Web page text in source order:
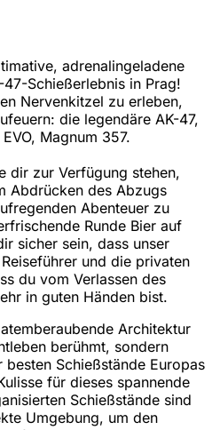
adrenalingeladene
Schießerlebnis in Prag!
Nervenkitzel zu erleben,
die legendäre AK-47,
Magnum 357.
dir zur Verfügung stehen,
Abdrücken des Abzugs
Abenteuer zu
Runde Bier auf
sicher sein, dass unser
und die privaten
du vom Verlassen des
in guten Händen bist.
Architektur
berühmt, sondern
Schießstände Europas
für dieses spannende
Schießstände sind
Umgebung, um den